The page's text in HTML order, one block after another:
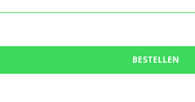
BESTELLEN